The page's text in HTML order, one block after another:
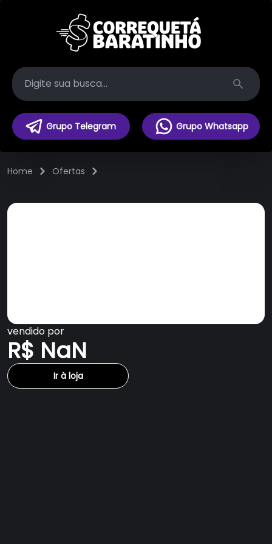
Search
Grupo Telegram Grupo Whatsapp
Home Ofertas
vendido por
R$ NaN
Ir à loja